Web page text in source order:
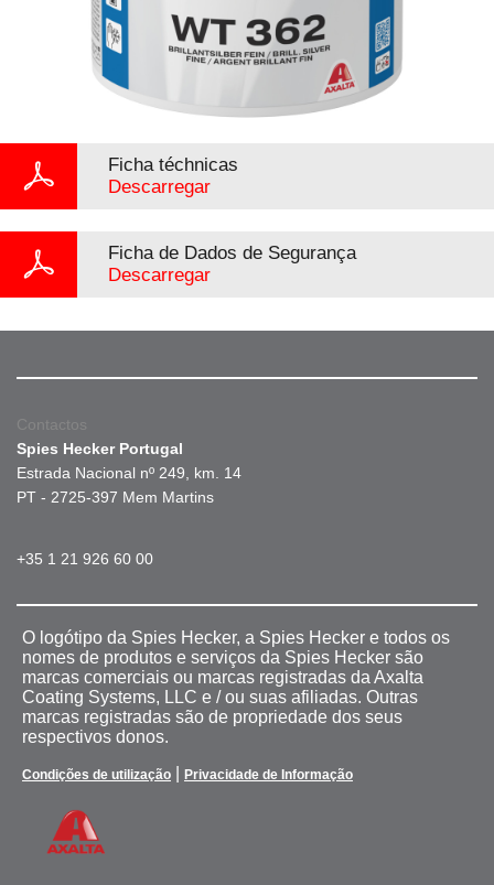
Ficha téchnicas
Descarregar
Ficha de Dados de Segurança
Descarregar
Contactos
Spies Hecker Portugal
Estrada Nacional nº 249, km. 14
PT - 2725-397 Mem Martins
+35 1 21 926 60 00
O logótipo da Spies Hecker, a Spies Hecker e todos os
nomes de produtos e serviços da Spies Hecker são
marcas comerciais ou marcas registradas da Axalta
Coating Systems, LLC e / ou suas afiliadas. Outras
marcas registradas são de propriedade dos seus
respectivos donos.
Condições de utilização Privacidade de Informação